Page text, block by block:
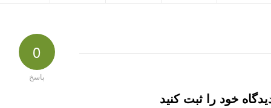
0
پاسخ
خود را ثبت کنید